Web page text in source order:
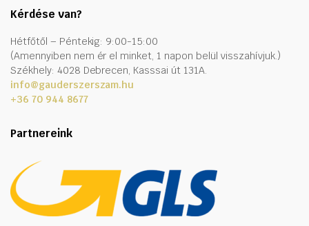
Kérdése van?
Hétfőtől – Péntekig: 9:00-15:00
(Amennyiben nem ér el minket, 1 napon belül visszahívjuk.)
Székhely: 4028 Debrecen, Kasssai út 131A.
info@gauderszerszam.hu
+36 70 944 8677
Partnereink